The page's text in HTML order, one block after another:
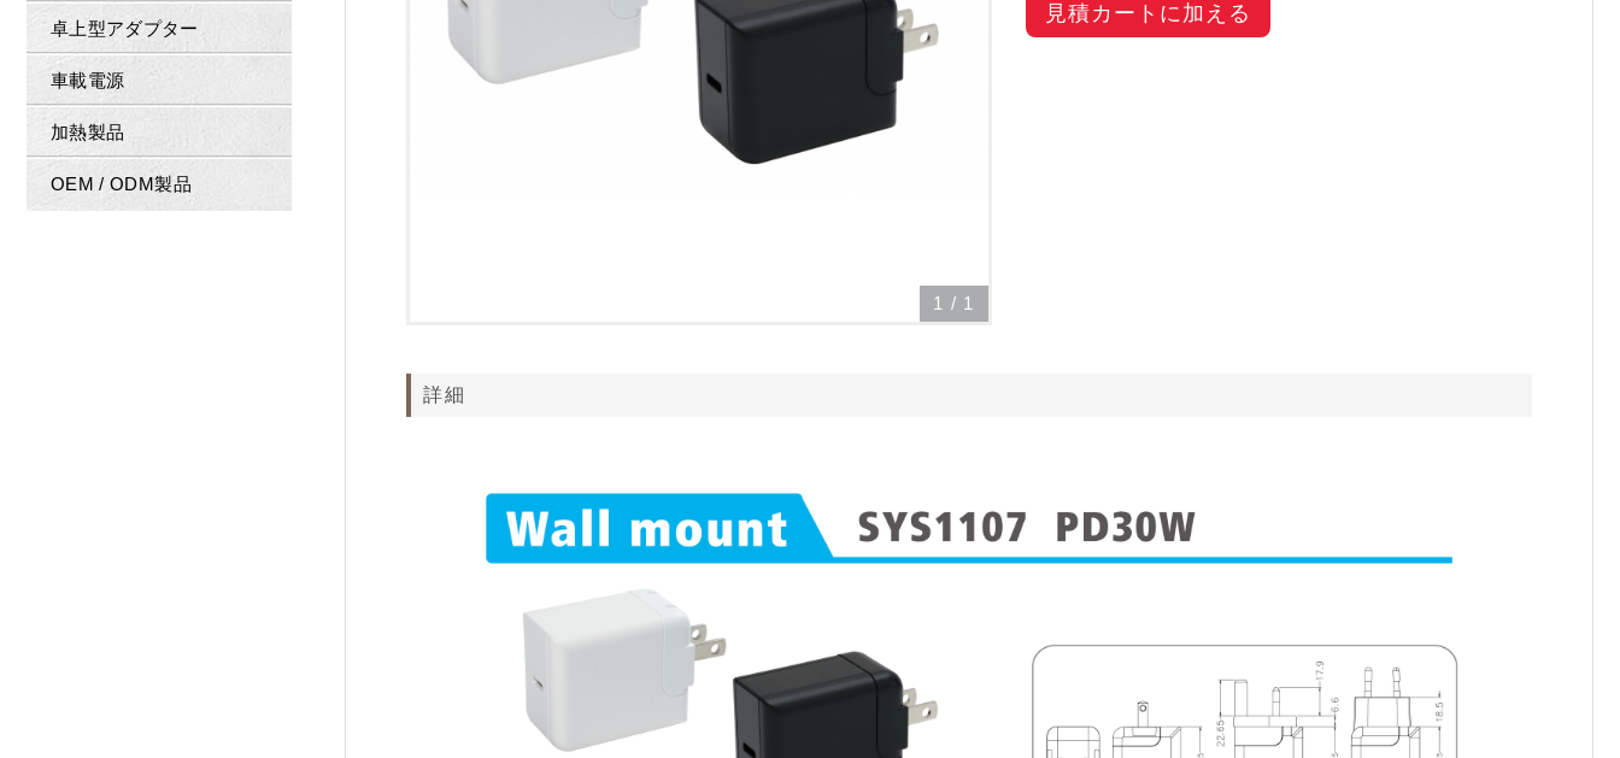
卓上型アダプター
車載電源
加熱製品
OEM / ODM製品
見積カートに加える
1 / 1
詳細